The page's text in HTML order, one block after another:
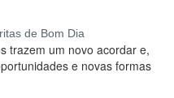
de Bom Dia
trazem um novo acordar e,
e novas formas